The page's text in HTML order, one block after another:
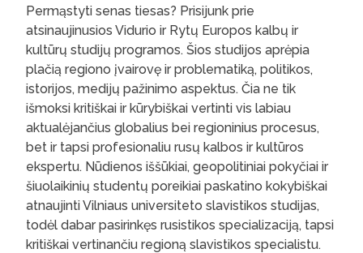
Permąstyti senas tiesas? Prisijunk prie
atsinaujinusios Vidurio ir Rytų Europos kalbų ir
kultūrų studijų programos. Šios studijos aprėpia
plačią regiono įvairovę ir problematiką, politikos,
istorijos, medijų pažinimo aspektus. Čia ne tik
išmoksi kritiškai ir kūrybiškai vertinti vis labiau
aktualėjančius globalius bei regioninius procesus,
bet ir tapsi profesionaliu rusų kalbos ir kultūros
ekspertu. Nūdienos iššūkiai, geopolitiniai pokyčiai ir
šiuolaikinių studentų poreikiai paskatino kokybiškai
atnaujinti Vilniaus universiteto slavistikos studijas,
todėl dabar pasirinkęs rusistikos specializaciją, tapsi
kritiškai vertinančiu regioną slavistikos specialistu.